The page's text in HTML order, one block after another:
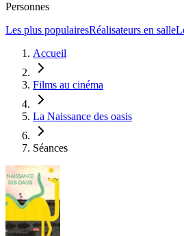
Personnes
Les plus populairesRéalisateurs en salle
Accueil
Films au cinéma
La Naissance des oasis
Séances